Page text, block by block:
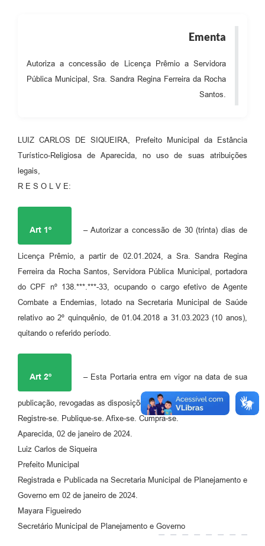
Audiências Públicas
Arquivos para Download
Galeria de Vídeos
Projetos
Participe mais
Contas Públicas
Editais
Telefones Úteis
Jornal
Agenda
Contato
FAQ
Ementa
Autoriza a concessão de Licença Prêmio a Servidora
Pública Municipal, Sra. Sandra Regina Ferreira da Rocha
Santos.
LUIZ CARLOS DE SIQUEIRA, Prefeito Municipal da Estância
Turístico-Religiosa de Aparecida, no uso de suas atribuições
legais,
R E S O L V E:
Art 1º – Autorizar a concessão de 30 (trinta) dias de
Licença Prêmio, a partir de 02.01.2024, a Sra. Sandra Regina
Ferreira da Rocha Santos, Servidora Pública Municipal, portadora
do CPF nº 138.***.***-33, ocupando o cargo efetivo de Agente
Combate a Endemias, lotado na Secretaria Municipal de Saúde
relativo ao 2º quinquênio, de 01.04.2018 a 31.03.2023 (10 anos),
quitando o referido período.
Art 2º – Esta Portaria entra em vigor na data de sua
publicação, revogadas as disposições em contrário.
Registre-se. Publique-se. Afixe-se. Cumpra-se.
Aparecida, 02 de janeiro de 2024.
Luiz Carlos de Siqueira
Prefeito Municipal
Registrada e Publicada na Secretaria Municipal de Planejamento e
Governo em 02 de janeiro de 2024.
Mayara Figueiredo
Secretário Municipal de Planejamento e Governo